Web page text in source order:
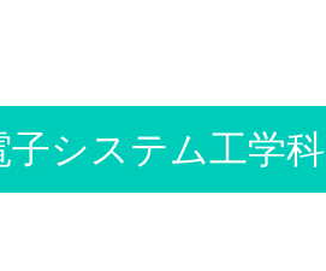
システム工学科